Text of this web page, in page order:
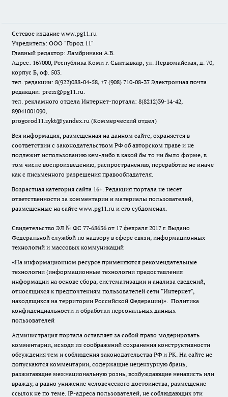
Сетевое издание www.pg11.ru
Учредитель: ООО "Город 11"
Главный редактор: Ламбринаки А.В.
Адрес: 167000, Республика Коми г. Сыктывкар, ул. Первомайская, д. 70,
корпус Б, оф. 503.
тел. редакции: 8(922)088-04-58, +7 (908) 710-08-37 Электронная почта
редакции: press@pg11.ru.
тел. рекламного отдела Интернет-портала: 8(8212)39-14-42,
89041001090,
progorod11.sykt@yandex.ru (Коммерческий отдел)
Вся информация, размещенная на данном сайте, охраняется в
соответствии с законодательством РФ об авторском праве и не
подлежит использованию кем-либо в какой бы то ни было форме, в
том числе воспроизведению, распространению, переработке не иначе
как с письменного разрешения правообладателя.
Возрастная категория сайта 16+. Редакция портала не несет
ответственности за комментарии и материалы пользователей,
размещенные на сайте www.pg11.ru и его субдоменах.
Свидетельство ЭЛ № ФС 77-68636 от 17 февраля 2017 г. Выдано
Федеральной службой по надзору в сфере связи, информационных
технологий и массовых коммуникаций
«На информационном ресурсе применяются рекомендательные
технологии (информационные технологии предоставления
информации на основе сбора, систематизации и анализа сведений,
относящихся к предпочтениям пользователей сети "Интернет",
находящихся на территории Российской Федерации)». Политика
конфиденциальности и обработки персональных данных
пользователей
Администрация портала оставляет за собой право модерировать
комментарии, исходя из соображений сохранения конструктивности
обсуждения тем и соблюдения законодательства РФ и РК. На сайте не
допускаются комментарии, содержащие нецензурную брань,
разжигающие межнациональную рознь, возбуждающие ненависть или
вражду, а равно унижение человеческого достоинства, размещение
ссылок не по теме. IP-адреса пользователей, не соблюдающих эти